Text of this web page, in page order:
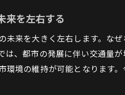
舗
コス
舗装
来を左右する
未来を大きく左右します。な
は、都市の発展に伴い交通量
環境の維持が可能となります